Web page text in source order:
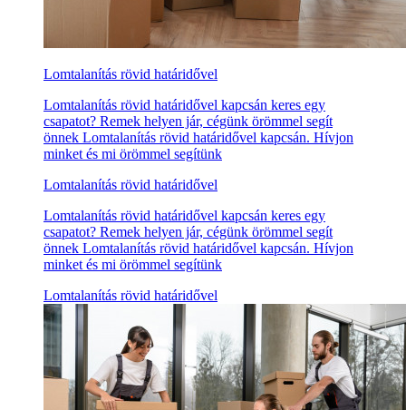
Lomtalanítás rövid határidővel
Lomtalanítás rövid határidővel kapcsán keres egy
csapatot? Remek helyen jár, cégünk örömmel segít
önnek Lomtalanítás rövid határidővel kapcsán. Hívjon
minket és mi örömmel segítünk
Lomtalanítás rövid határidővel
Lomtalanítás rövid határidővel kapcsán keres egy
csapatot? Remek helyen jár, cégünk örömmel segít
önnek Lomtalanítás rövid határidővel kapcsán. Hívjon
minket és mi örömmel segítünk
Lomtalanítás rövid határidővel